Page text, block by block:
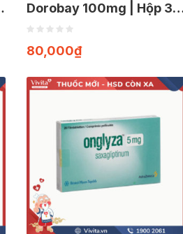
Dorobay 100mg | Hộp 30
viên
80,000₫